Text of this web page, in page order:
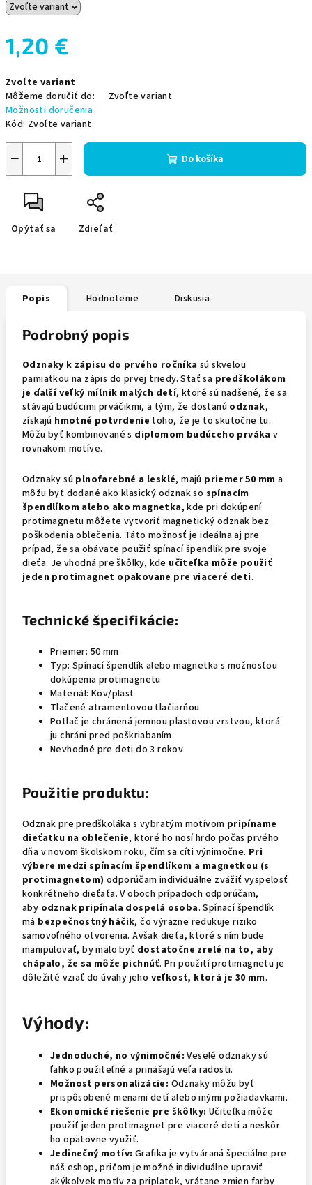
1,20 €
cena:
Zvoľte variant
Môžeme doručiť do:
Zvoľte variant
Možnosti doručenia
Kód: Zvoľte variant
+
− Do košíka
Opýtať sa Zdieľať
Popis Hodnotenie Diskusia
Podrobný popis
Odznaky k zápisu do prvého ročníka sú skvelou
pamiatkou na zápis do prvej triedy. Stať sa predškolákom
je ďalší veľký míľnik malých detí, ktoré sú nadšené, že sa
stávajú budúcimi prváčikmi, a tým, že dostanú odznak,
získajú hmotné potvrdenie toho, že je to skutočne tu.
Môžu byť kombinované s diplomom budúceho prváka v
rovnakom motíve.
Odznaky sú plnofarebné a lesklé, majú priemer 50 mm a
môžu byť dodané ako klasický odznak so spínacím
špendlíkom alebo ako magnetka, kde pri dokúpení
protimagnetu môžete vytvoriť magnetický odznak bez
poškodenia oblečenia. Táto možnosť je ideálna aj pre
prípad, že sa obávate použiť spínací špendlík pre svoje
dieťa. Je vhodná pre škôlky, kde učiteľka môže použiť
jeden protimagnet opakovane pre viaceré deti.
Technické špecifikácie:
Priemer: 50 mm
Typ: Spínací špendlík alebo magnetka s možnosťou
dokúpenia protimagnetu
Materiál: Kov/plast
Tlačené atramentovou tlačiarňou
Potlač je chránená jemnou plastovou vrstvou, ktorá
ju chráni pred poškriabaním
Nevhodné pre deti do 3 rokov
Použitie produktu:
Odznak pre predškoláka s vybratým motívom pripíname
dieťatku na oblečenie, ktoré ho nosí hrdo počas prvého
dňa v novom školskom roku, čím sa cíti výnimočne. Pri
výbere medzi spínacím špendlíkom a magnetkou (s
protimagnetom) odporúčam individuálne zvážiť vyspelosť
konkrétneho dieťaťa. V oboch prípadoch odporúčam,
aby odznak pripínala dospelá osoba. Spínací špendlík
má bezpečnostný háčik, čo výrazne redukuje riziko
samovoľného otvorenia. Avšak dieťa, ktoré s ním bude
manipulovať, by malo byť dostatočne zrelé na to, aby
chápalo, že sa môže pichnúť. Pri použití protimagnetu je
dôležité vziať do úvahy jeho veľkosť, ktorá je 30 mm.
Výhody:
Jednoduché, no výnimočné: Veselé odznaky sú
ľahko použiteľné a prinášajú veľa radosti.
Možnosť personalizácie: Odznaky môžu byť
prispôsobené menami detí alebo inými požiadavkami.
Ekonomické riešenie pre škôlky: Učiteľka môže
použiť jeden protimagnet pre viaceré deti a neskôr
ho opätovne využiť.
Jedinečný motív: Grafika je vytváraná špeciálne pre
náš eshop, pričom je možné individuálne upraviť
akýkoľvek motív za priplatok, vrátane zmien farby